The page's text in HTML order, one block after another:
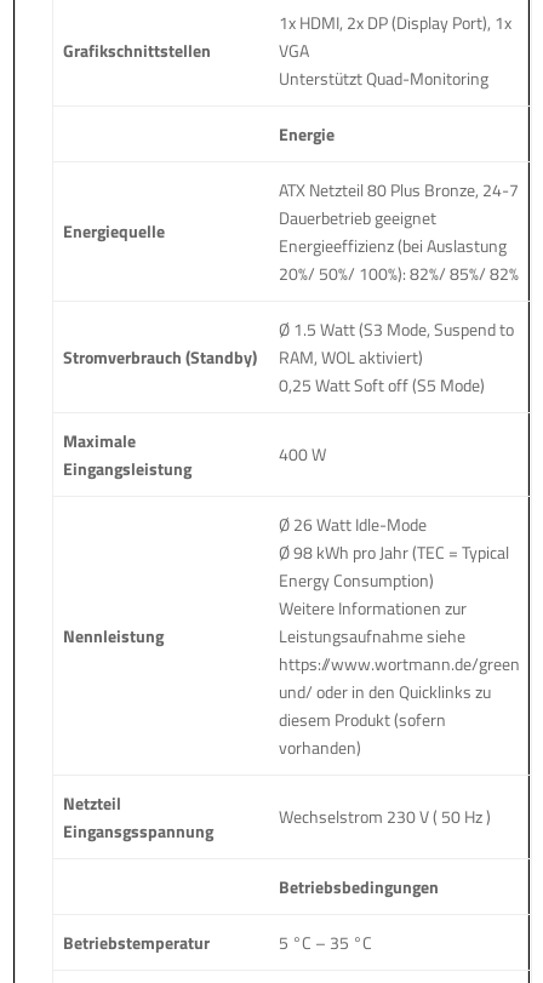
Grafikschnittstellen
1x HDMI, 2x DP (Display Port), 1x
VGA
Unterstützt Quad-Monitoring
Energie
Energiequelle
ATX Netzteil 80 Plus Bronze, 24-7
Dauerbetrieb geeignet
Energieeffizienz (bei Auslastung
20%/ 50%/ 100%): 82%/ 85%/ 82%
Stromverbrauch (Standby)
Ø 1.5 Watt (S3 Mode, Suspend to
RAM, WOL aktiviert)
0,25 Watt Soft off (S5 Mode)
Maximale
Eingangsleistung
400 W
Nennleistung
Ø 26 Watt Idle-Mode
Ø 98 kWh pro Jahr (TEC = Typical
Energy Consumption)
Weitere Informationen zur
Leistungsaufnahme siehe
https://www.wortmann.de/green
und/ oder in den Quicklinks zu
diesem Produkt (sofern
vorhanden)
Netzteil
Eingansgsspannung
Wechselstrom 230 V ( 50 Hz )
Betriebsbedingungen
Betriebstemperatur 5 °C – 35 °C